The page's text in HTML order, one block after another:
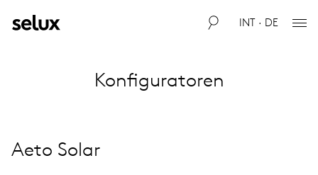
INT · DE
Konfiguratoren
Aeto Solar